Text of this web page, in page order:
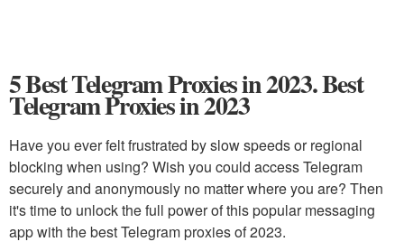
5 Best Telegram Proxies in 2023. Best
Telegram Proxies in 2023
Have you ever felt frustrated by slow speeds or regional
blocking when using? Wish you could access Telegram
securely and anonymously no matter where you are? Then
it's time to unlock the full power of this popular messaging
app with the best Telegram proxies of 2023.